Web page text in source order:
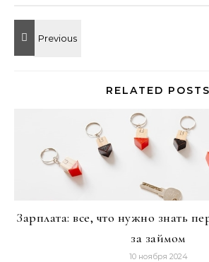
RELATED POSTS
Зарплата: все, что нужно знать
за займом
10 ноября 2024